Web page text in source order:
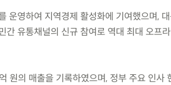
영하여 지역경제 활성화에 기여했으며, 대
간 유통채널의 신규 참여로 역대 최대 오프
원의 매출을 기록하였으며, 정부 주요 인사